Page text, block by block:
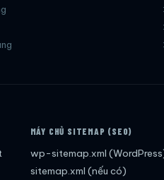
MÁY CHỦ SITEMAP (SEO)
wp-sitemap.xml
sitemap.xml (nếu có)